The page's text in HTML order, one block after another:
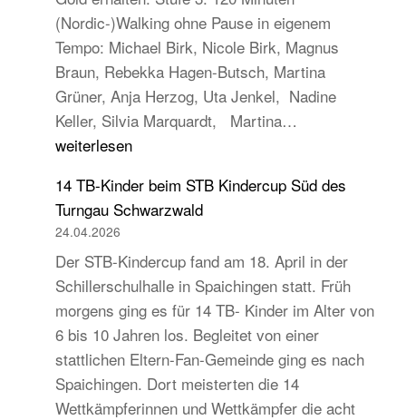
(Nordic-)Walking ohne Pause in eigenem
Tempo: Michael Birk, Nicole Birk, Magnus
Braun, Rebekka Hagen-Butsch, Martina
Grüner, Anja Herzog, Uta Jenkel, Nadine
Keller, Silvia Marquardt, Martina…
Laufabzeichen
weiterlesen
14 TB-Kinder beim STB Kindercup Süd des
Turngau Schwarzwald
24.04.2026
Der STB-Kindercup fand am 18. April in der
Schillerschulhalle in Spaichingen statt. Früh
morgens ging es für 14 TB- Kinder im Alter von
6 bis 10 Jahren los. Begleitet von einer
stattlichen Eltern-Fan-Gemeinde ging es nach
Spaichingen. Dort meisterten die 14
Wettkämpferinnen und Wettkämpfer die acht